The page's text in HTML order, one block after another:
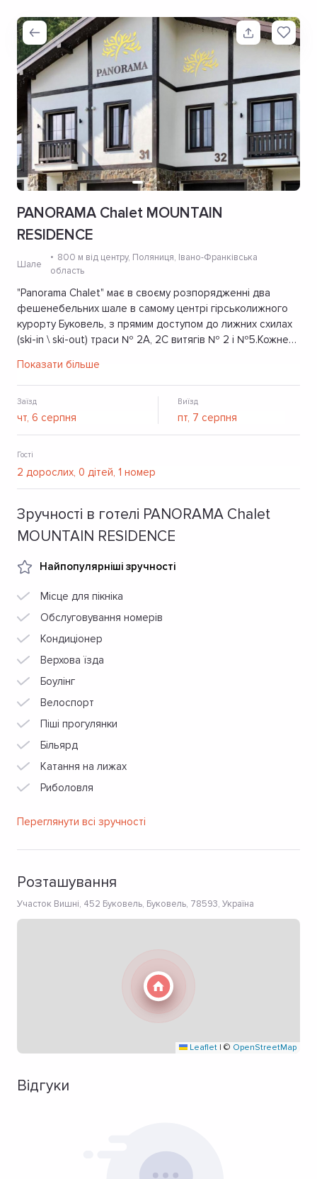
PANORAMA Chalet MOUNTAIN
RESIDENCE
Шале
800 м від центру, Поляниця, Івано-Франківська
область
"Panorama Chalet" має в своєму розпорядженні два
фешенебельних шале в самому центрі гірськолижного
курорту Буковель, з прямим доступом до лижних схилах
(ski-in \ ski-out) траси № 2А, 2С витягів № 2 і №5.Кожне
9 осіб. Затишні кімнати, функціональна кухня, власний
гараж, поруч - численні розваги курорту як для
дорослих, так і для дітей.
Показати більше
Заїзд Виїзд
Гості
Зручності в готелі PANORAMA Chalet
MOUNTAIN RESIDENCE
Найпопулярніші зручності
Місце для пікніка
Обслуговування номерів
Кондиціонер
Верхова їзда
Боулінг
Велоспорт
Піші прогулянки
Більярд
Катання на лижах
Риболовля
Переглянути всі зручності
Розташування
Участок Вишні, 452 Буковель, Буковель, 78593, Україна
Leaflet | © OpenStreetMap
Відгуки